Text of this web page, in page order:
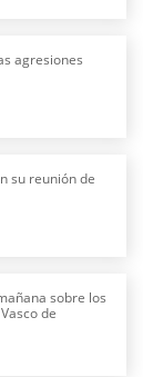
agresiones
su reunión de
sobre los
de